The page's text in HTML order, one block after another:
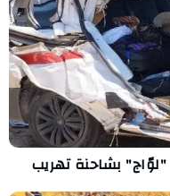
بشاحنة تهريب